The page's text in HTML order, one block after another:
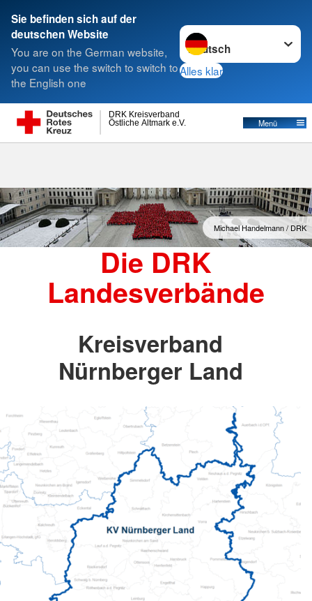
Sie befinden sich auf der
deutschen Website
You are on the German website,
you can use the switch to switch to
the English one
Sprache wechseln zu
Alles klar
Östliche Altmark e.V.
DRK Kreisverband
Menü
Suche
Landesverbände
Michael Handelmann / DRK
Die DRK
Landesverbände
Kreisverband
Nürnberger Land